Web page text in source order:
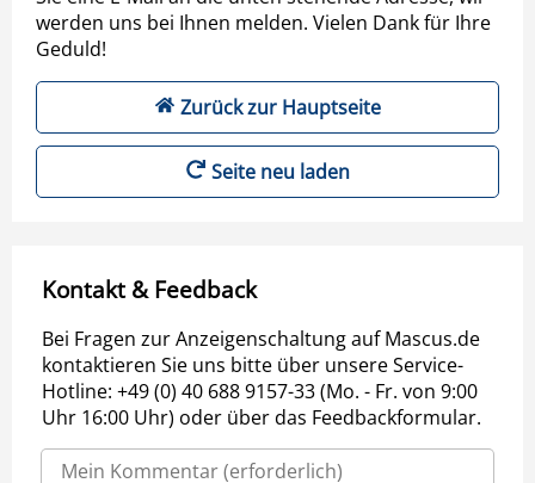
werden uns bei Ihnen melden. Vielen Dank für Ihre
Geduld!
Zurück zur Hauptseite
Seite neu laden
Kontakt & Feedback
Bei Fragen zur Anzeigenschaltung auf Mascus.de
kontaktieren Sie uns bitte über unsere Service-
Hotline: +49 (0) 40 688 9157-33 (Mo. - Fr. von 9:00
Uhr 16:00 Uhr) oder über das Feedbackformular.